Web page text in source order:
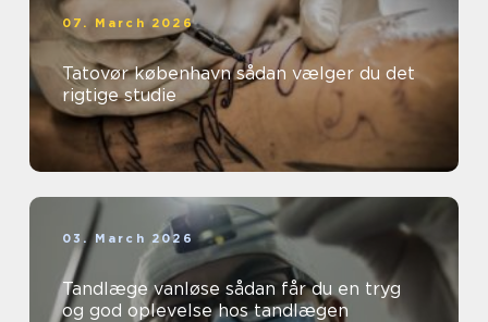
07. March 2026
Tatovør københavn sådan vælger du det
rigtige studie
03. March 2026
Tandlæge vanløse sådan får du en tryg
og god oplevelse hos tandlægen